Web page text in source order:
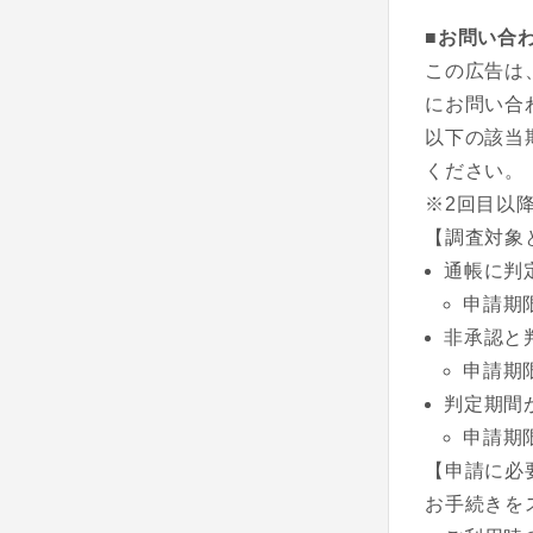
■お問い合
この広告は
にお問い合
以下の該当
ください。
※2回目以
【調査対
通帳に判
申請期
非承認と
申請期
判定期間
申請期
【申請に
お手続きを